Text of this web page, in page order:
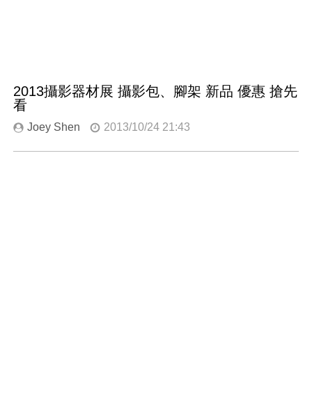
2013攝影器材展 攝影包、腳架 新品 優惠 搶先
看
Joey Shen 2013/10/24 21:43